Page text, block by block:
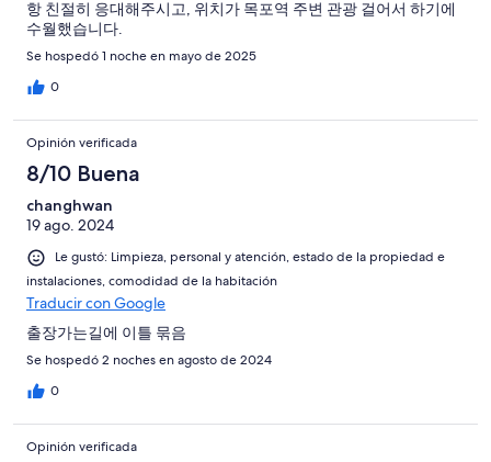
항 친절히 응대해주시고, 위치가 목포역 주변 관광 걸어서 하기에
수월했습니다.
Se hospedó 1 noche en mayo de 2025
0
Opinión verificada
8/10 Buena
changhwan
19 ago. 2024
Le gustó: Limpieza, personal y atención, estado de la propiedad e
instalaciones, comodidad de la habitación
Traducir con Google
출장가는길에 이틀 묶음
Se hospedó 2 noches en agosto de 2024
0
Opinión verificada